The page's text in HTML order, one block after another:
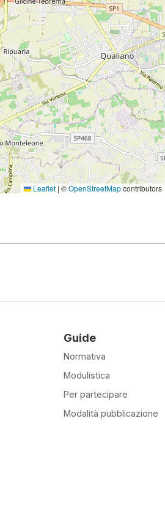
Leaflet | ©OpenStreetMapcontributors
Guide
Normativa
Modulistica
Per partecipare
Modalità pubblicazione